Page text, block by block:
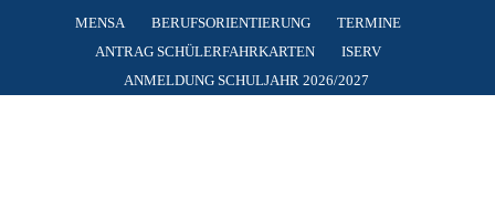
MENSA BERUFSORIENTIERUNG
TERMINE
ANTRAG SCHÜLERFAHRKARTEN
ISERV
ANMELDUNG SCHULJAHR 2026/2027